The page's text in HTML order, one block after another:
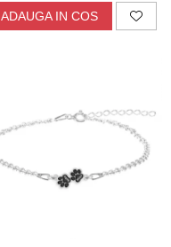
ADAUGA IN COS